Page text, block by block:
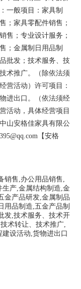
一般项目：家具制
；家具零配件销售；
售；专业设计服务；
；金属制日用品制
批发；技术服务、技
术推广。（除依法须
营活动）许可项目：
进出口。（依法须经
活动，具体经营项目
山安格佳家具有限公
【安格
销售,办公用品销售,
产,金属结构制造,金
金产品研发,金属制品
用品制造,五金产品制
发,技术服务、技术开
术转让、技术推广,
设活动,货物进出口